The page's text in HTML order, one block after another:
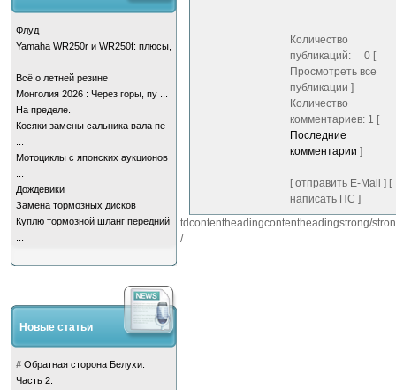
Флуд
Yamaha WR250r и WR250f: плюсы,
Всё о летней резине
Монголия 2026 : Через горы, пу ...
На пределе.
Косяки замены сальника вала пе
Мотоциклы с японских аукционов
Дождевики
Замена тормозных дисков
Куплю тормозной шланг передний
Новые статьи
# Обратная сторона Белухи.
Часть 2.
Количество
публикаций: 0 [
Просмотреть все
публикации ]
Количество
комментариев: 1 [
Последние
комментарии ]
[ отправить E-Mail ] [
написать ПС ]
tdcontentheadingcontentheadingstrong/
/